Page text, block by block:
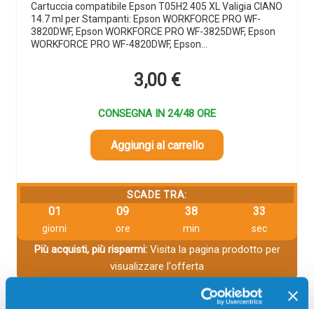
Cartuccia compatibile Epson T05H2 405 XL Valigia CIANO
14.7 ml per Stampanti: Epson WORKFORCE PRO WF-
3820DWF, Epson WORKFORCE PRO WF-3825DWF, Epson
WORKFORCE PRO WF-4820DWF, Epson…
3,00 €
CONSEGNA IN 24/48 ORE
Aggiungi al carrello
SCADE TRA:
01
giorni
09
ore
38
min
33
sec
Più acquisti, più risparmi:Visita la pagina prodotto per
visualizzare l'offerta